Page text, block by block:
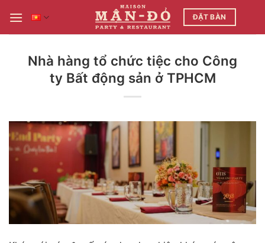
qua
nội
ĐẶT BÀN
Nhà hàng tổ chức tiệc cho Công
ty Bất động sản ở TPHCM